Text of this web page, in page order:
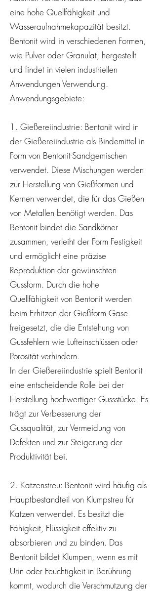
eine hohe Quellfähigkeit und
Wasseraufnahmekapazität besitzt.
Bentonit wird in verschiedenen Formen,
wie Pulver oder Granulat, hergestellt
und findet in vielen industriellen
Anwendungen Verwendung.
Anwendungsgebiete:
1. Gießereiindustrie: Bentonit wird in
der Gießereiindustrie als Bindemittel in
Form von Bentonit-Sandgemischen
verwendet. Diese Mischungen werden
zur Herstellung von Gießformen und
Kernen verwendet, die für das Gießen
von Metallen benötigt werden. Das
Bentonit bindet die Sandkörner
zusammen, verleiht der Form Festigkeit
und ermöglicht eine präzise
Reproduktion der gewünschten
Gussform. Durch die hohe
Quellfähigkeit von Bentonit werden
beim Erhitzen der Gießform Gase
freigesetzt, die die Entstehung von
Gussfehlern wie Lufteinschlüssen oder
Porosität verhindern.
In der Gießereiindustrie spielt Bentonit
eine entscheidende Rolle bei der
Herstellung hochwertiger Gussstücke. Es
trägt zur Verbesserung der
Gussqualität, zur Vermeidung von
Defekten und zur Steigerung der
Produktivität bei.
2. Katzenstreu: Bentonit wird häufig als
Hauptbestandteil von Klumpstreu für
Katzen verwendet. Es besitzt die
Fähigkeit, Flüssigkeit effektiv zu
absorbieren und zu binden. Das
Bentonit bildet Klumpen, wenn es mit
Urin oder Feuchtigkeit in Berührung
kommt, wodurch die Verschmutzung der